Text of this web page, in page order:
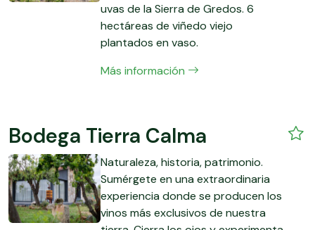
uvas de la Sierra de Gredos. 6
hectáreas de viñedo viejo
plantados en vaso.
Más información
Bodega Tierra Calma
Naturaleza, historia, patrimonio.
Sumérgete en una extraordinaria
experiencia donde se producen los
vinos más exclusivos de nuestra